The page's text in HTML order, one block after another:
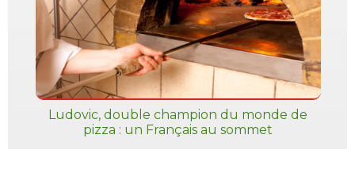
Ludovic, double champion du monde de
pizza : un Français au sommet